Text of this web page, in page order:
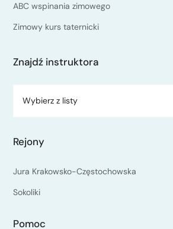
ABC wspinania zimowego
Zimowy kurs taternicki
Znajdź instruktora
Wybierz z listy
Rejony
Jura Krakowsko-Częstochowska
Sokoliki
Pomoc